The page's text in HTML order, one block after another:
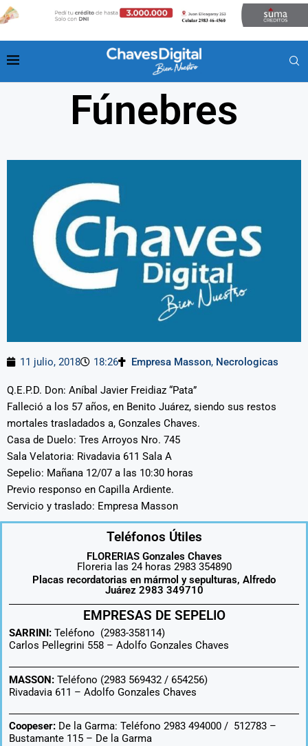
Fúnebres
11 julio, 2018 18:26 Empresa Masson, Necrologicas
Q.E.P.D. Don: Aníbal Javier Freidiaz “Pata”
Falleció a los 57 años, en Benito Juárez, siendo sus restos
mortales trasladados a, Gonzales Chaves.
Casa de Duelo: Tres Arroyos Nro. 745
Sala Velatoria: Rivadavia 611 Sala A
Sepelio: Mañana 12/07 a las 10:30 horas
Previo responso en Capilla Ardiente.
Servicio y traslado: Empresa Masson
Teléfonos Útiles
FLORERIAS Gonzales Chaves
Floreria las 24 horas 2983 354890
Placas recordatorias en mármol y sepulturas, Alfredo
Juárez 2983 349710
EMPRESAS DE SEPELIO
SARRINI: Teléfono (2983-358114)
Carlos Pellegrini 558 – Adolfo Gonzales Chaves
MASSON: Teléfono (2983 569432 / 654256)
Rivadavia 611 – Adolfo Gonzales Chaves
Coopeser: De la Garma: Teléfono 2983 494000 / 512783 –
Bustamante 115 – De la Garma